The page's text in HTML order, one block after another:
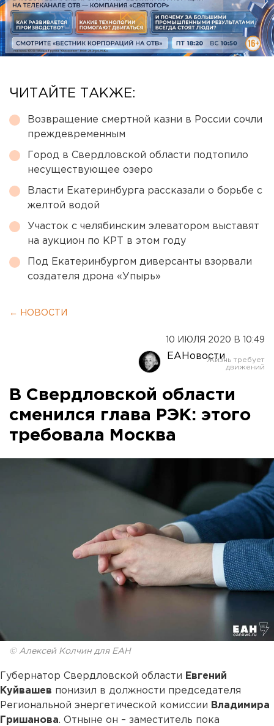
ЧИТАЙТЕ ТАКЖЕ:
Возвращение смертной казни в России сочли
преждевременным
Город в Свердловской области подтопило
несуществующее озеро
Власти Екатеринбурга рассказали о борьбе с
желтой водой
Участок с челябинским элеватором выставят
на аукцион по КРТ в этом году
Под Екатеринбургом диверсанты взорвали
создателя дрона «Упырь»
← НОВОСТИ
10 ИЮЛЯ 2020 В 10:49
ЕАНовости
В Свердловской области
сменился глава РЭК: этого
требовала Москва
© Алексей Колчин для ЕАН
Губернатор Свердловской области Евгений
Куйвашев понизил в должности председателя
Региональной энергетической комиссии Владимира
Гришанова. Отныне он – заместитель пока